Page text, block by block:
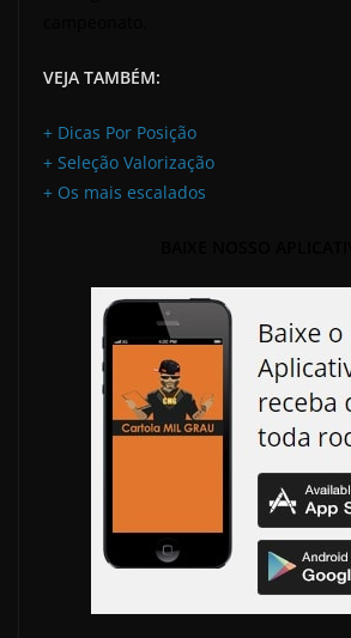
VEJA TAMBÉM:
+ Dicas Por Posição
+ Seleção Valorização
+ Os mais escalados